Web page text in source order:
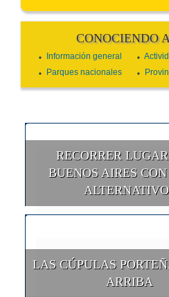
CONOCIENDO
Información general
Parques nacionales
RECORRER
BUENOS AIRES
LAS CÚPULAS
ARRIBA